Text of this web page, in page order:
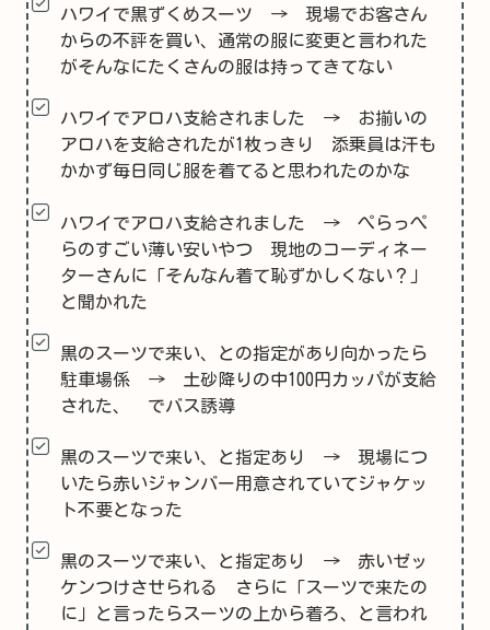
ハワイで黒ずくめスーツ → 現場でお客さん
からの不評を買い、通常の服に変更と言われた
がそんなにたくさんの服は持ってきてない
ハワイでアロハ支給されました → お揃いの
アロハを支給されたが1枚っきり 添乗員は汗も
かかず毎日同じ服を着てると思われたのかな
ハワイでアロハ支給されました → ぺらっぺ
らのすごい薄い安いやつ 現地のコーディネー
ターさんに「そんなん着て恥ずかしくない？」
と聞かれた
黒のスーツで来い、との指定があり向かったら
駐車場係 → 土砂降りの中100円カッパが支給
された、 でバス誘導
黒のスーツで来い、と指定あり → 現場につ
いたら赤いジャンバー用意されていてジャケッ
ト不要となった
黒のスーツで来い、と指定あり → 赤いゼッ
ケンつけさせられる さらに「スーツで来たの
に」と言ったらスーツの上から着ろ、と言われ